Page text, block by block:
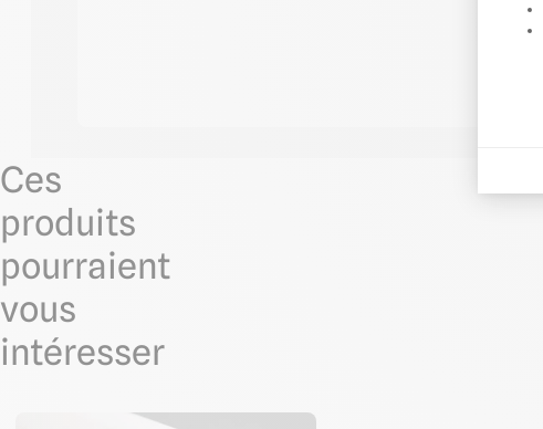
Ces
produits
pourraient
vous
intéresser